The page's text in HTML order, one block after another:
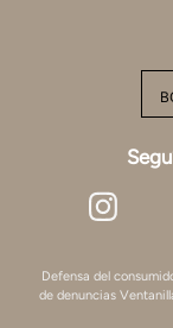
Defensa del
de denuncias